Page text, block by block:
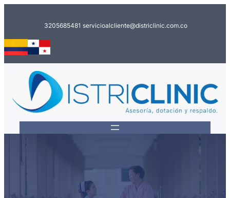
3205685481 servicioalcliente@districlinic.com.co